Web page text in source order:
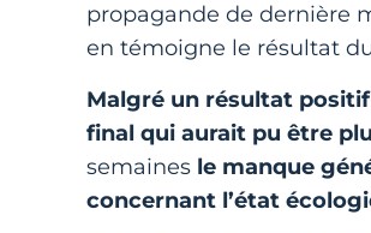
propagande de dernière
en témoigne le résultat
Malgré un résultat
final qui aurait pu être
semaines le manque
concernant l’état